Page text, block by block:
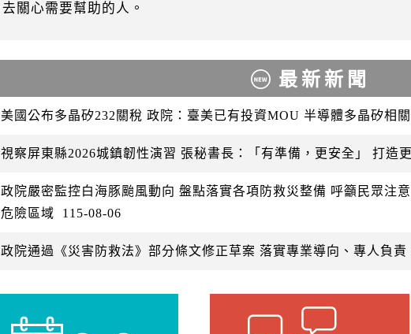
去關心需要幫助的人。
最新新聞
美國公布多晶矽232關稅 政院：臺美已有投資MOU 半導體多晶矽相
視察屏東縣2026城鎮韌性演習 張秘書長：「有準備，更安全」 打造
政院嚴密監控白海豚颱風動向 盤點落實各項防救災整備 呼籲民眾注
危險區域
115-08-06
政院通過《災害防救法》部分條文修正草案 落實專業導向、專人負責